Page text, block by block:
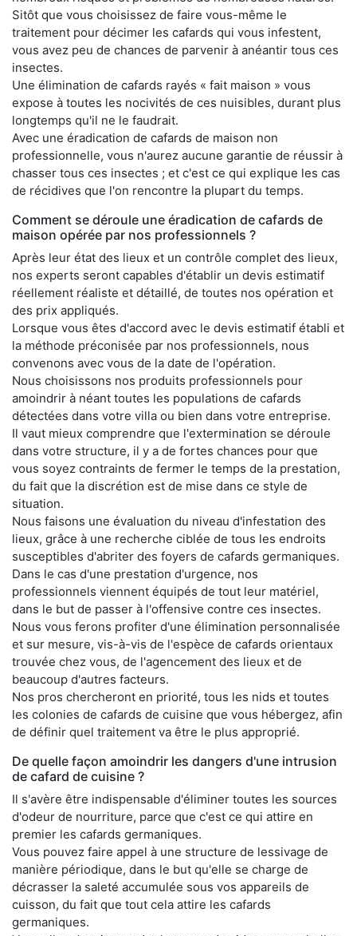
Sitôt que vous choisissez de faire vous-même le
traitement pour décimer les cafards qui vous infestent,
vous avez peu de chances de parvenir à anéantir tous ces
insectes.
Une élimination de cafards rayés « fait maison » vous
expose à toutes les nocivités de ces nuisibles, durant plus
longtemps qu'il ne le faudrait.
Avec une éradication de cafards de maison non
professionnelle, vous n'aurez aucune garantie de réussir à
chasser tous ces insectes ; et c'est ce qui explique les cas
de récidives que l'on rencontre la plupart du temps.
Comment se déroule une éradication de cafards de
maison opérée par nos professionnels ?
Après leur état des lieux et un contrôle complet des lieux,
nos experts seront capables d'établir un devis estimatif
réellement réaliste et détaillé, de toutes nos opération et
des prix appliqués.
Lorsque vous êtes d'accord avec le devis estimatif établi et
la méthode préconisée par nos professionnels, nous
convenons avec vous de la date de l'opération.
Nous choisissons nos produits professionnels pour
amoindrir à néant toutes les populations de cafards
détectées dans votre villa ou bien dans votre entreprise.
Il vaut mieux comprendre que l'extermination se déroule
dans votre structure, il y a de fortes chances pour que
vous soyez contraints de fermer le temps de la prestation,
du fait que la discrétion est de mise dans ce style de
situation.
Nous faisons une évaluation du niveau d'infestation des
lieux, grâce à une recherche ciblée de tous les endroits
susceptibles d'abriter des foyers de cafards germaniques.
Dans le cas d'une prestation d'urgence, nos
professionnels viennent équipés de tout leur matériel,
dans le but de passer à l'offensive contre ces insectes.
Nous vous ferons profiter d'une élimination personnalisée
et sur mesure, vis-à-vis de l'espèce de cafards orientaux
trouvée chez vous, de l'agencement des lieux et de
beaucoup d'autres facteurs.
Nos pros chercheront en priorité, tous les nids et toutes
les colonies de cafards de cuisine que vous hébergez, afin
de définir quel traitement va être le plus approprié.
De quelle façon amoindrir les dangers d'une intrusion
de cafard de cuisine ?
Il s'avère être indispensable d'éliminer toutes les sources
d'odeur de nourriture, parce que c'est ce qui attire en
premier les cafards germaniques.
Vous pouvez faire appel à une structure de lessivage de
manière périodique, dans le but qu'elle se charge de
décrasser la saleté accumulée sous vos appareils de
cuisson, du fait que tout cela attire les cafards
germaniques.